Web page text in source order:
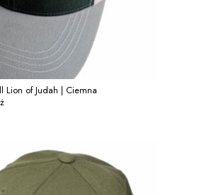
Lion of Judah | Ciemna